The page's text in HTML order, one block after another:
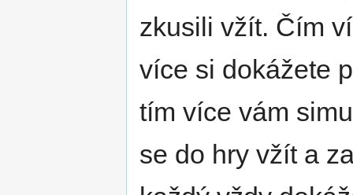
zkusili vžít. Čím
více si dokážete
tím více vám
se do hry vžít a